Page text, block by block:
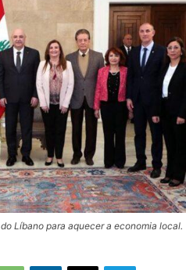
Líbano para aquecer a economia local.